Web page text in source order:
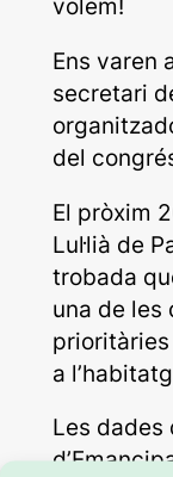
volem!
Ens varen
secretari
del
El pròxim
Lul·lià de
trobada
una de les
prioritàries
a
Les dades